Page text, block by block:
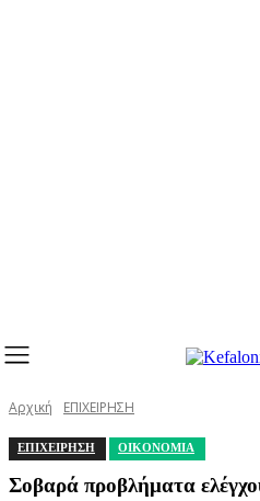
Αρχική ΕΠΙΧΕΙΡΗΣΗ
ΕΠΙΧΕΙΡΗΣΗ ΟΙΚΟΝΟΜΙΑ
Σοβαρά προβλήματα